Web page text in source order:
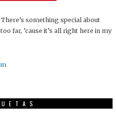
something special about
far, ’cause it’s all right here in my